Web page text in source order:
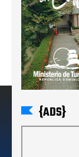
{ADS}